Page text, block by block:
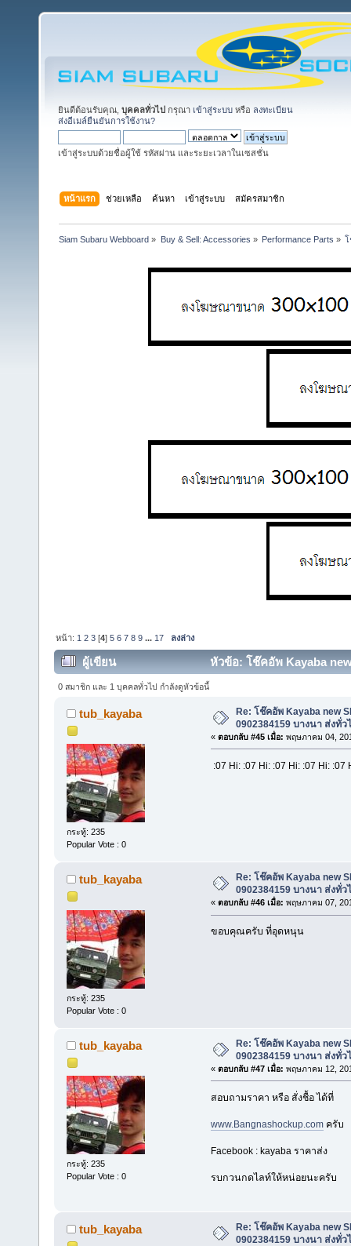
ยินดีต้อนรับคุณ, บุคคลทั่วไป กรุณา เข้าสู่ระบบ หรือ ลงทะเบียน
ส่งอีเมล์ยืนยันการใช้งาน?
เข้าสู่ระบบด้วยชื่อผู้ใช้ รหัสผ่าน และระยะเวลาในเซสชั่น
หน้าแรก ช่วยเหลือ ค้นหา เข้าสู่ระบบ สมัครสมาชิก
Siam Subaru Webboard » Buy & Sell: Accessories » Performance Parts » โ
หน้า: 1 2 3 [4]5 6 7 8 9 ... 17 ลงล่าง
ผู้เขียน
หัวข้อ: โช๊คอัพ Kayaba
ครั้ง)
0 สมาชิก และ 1 บุคคลทั่วไป กำลังดูหัวข้อนี้
tub_kayaba
กระทู้: 235
Popular Vote : 0
Re: โช๊คอัพ Kayaba new
0902384159 บางนา ส่งทั่ว
« ตอบกลับ #45 เมื่อ: พฤษภาคม 04,
:07 Hi: :07 Hi: :07 Hi: :07 Hi:
tub_kayaba
กระทู้: 235
Popular Vote : 0
Re: โช๊คอัพ Kayaba new
0902384159 บางนา ส่งทั่ว
« ตอบกลับ #46 เมื่อ: พฤษภาคม 07,
ขอบคุณครับ ที่อุดหนุน
tub_kayaba
กระทู้: 235
Popular Vote : 0
Re: โช๊คอัพ Kayaba new
0902384159 บางนา ส่งทั่ว
« ตอบกลับ #47 เมื่อ: พฤษภาคม 12,
สอบถามราคา หรือ สั่งชื้อ ได้ที่
www.Bangnashockup.comครับ
Facebook : kayaba ราคาส่ง
รบกวนกดไลท์ให้หน่อยนะครับ
tub_kayaba
Re: โช๊คอัพ Kayaba new
0902384159 บางนา ส่งทั่ว